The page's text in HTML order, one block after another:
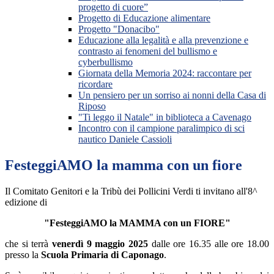
progetto di cuore”
Progetto di Educazione alimentare
Progetto "Donacibo"
Educazione alla legalità e alla prevenzione e
contrasto ai fenomeni del bullismo e
cyberbullismo
Giornata della Memoria 2024: raccontare per
ricordare
Un pensiero per un sorriso ai nonni della Casa di
Riposo
"Ti leggo il Natale" in biblioteca a Cavenago
Incontro con il campione paralimpico di sci
nautico Daniele Cassioli
FesteggiAMO la mamma con un fiore
Il Comitato Genitori e la Tribù dei Pollicini Verdi ti invitano all'8^
edizione di
"FesteggiAMO la MAMMA con un FIORE"
che si terrà venerdì 9 maggio 2025 dalle ore 16.35 alle ore 18.00
presso la Scuola Primaria di Caponago.